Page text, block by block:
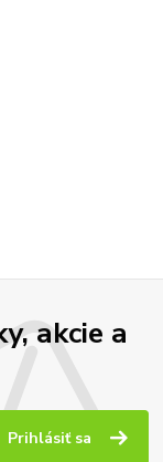
akcie a
Prihlásiť sa